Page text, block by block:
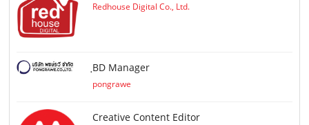
Redhouse Digital Co., Ltd.
ฺBD Manager
pongrawe
Creative Content Editor